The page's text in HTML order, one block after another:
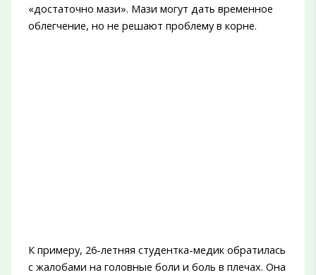
«достаточно мази». Мази могут дать временное
облегчение, но не решают проблему в корне.
К примеру, 26-летняя студентка-медик обратилась
с жалобами на головные боли и боль в плечах. Она